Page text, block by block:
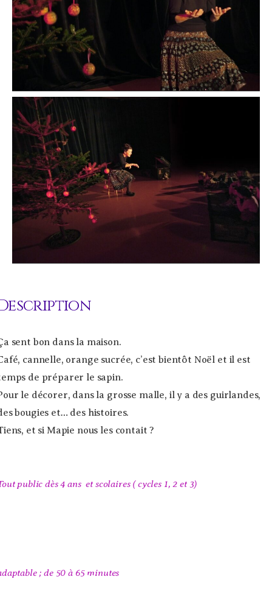
sent bon dans la maison.
cannelle, orange sucrée, c’est bientôt Noël et il est
de préparer le sapin.
le décorer, dans la grosse malle, il y a des guirlandes,
bougies et… des histoires.
et si Mapie nous les contait ?
public dès 4 ans et scolaires ( cycles 1, 2 et 3)
; de 50 à 65 minutes